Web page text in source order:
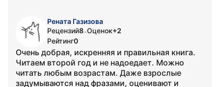
Рената Газизова
Рецензий8•Оценок+2
Рейтинг0
Очень добрая, искренняя и правильная книга.
Читаем второй год и не надоедает. Можно
читать любым возрастам. Даже взрослые
задумываются над фразами, оценивают и